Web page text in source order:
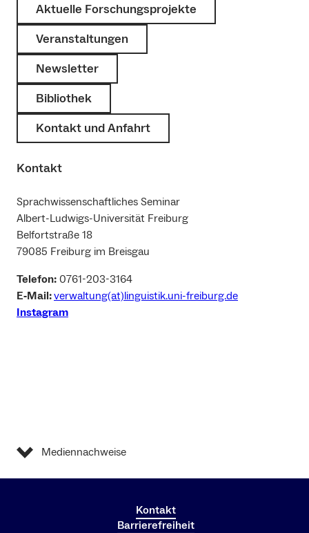
Aktuelle Forschungsprojekte
Veranstaltungen
Newsletter
Bibliothek
Kontakt und Anfahrt
Kontakt
Sprachwissenschaftliches Seminar
Albert-Ludwigs-Universität Freiburg
Belfortstraße 18
79085 Freiburg im Breisgau
Telefon: 0761-203-3164
E‑Mail:verwaltung(at)linguistik.uni-freiburg.de
Instagram
Mediennachweise
Kontakt
Barrierefreiheit